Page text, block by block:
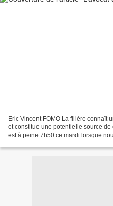
Eric Vincent FOMO La filière connaît
et constitue une potentielle source
est à peine 7h50 ce mardi lorsque